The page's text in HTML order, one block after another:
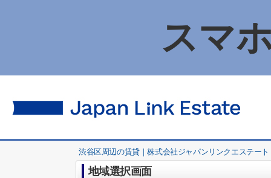
スマ
渋谷区周辺の賃貸｜株式会社ジャパンリンクエステート
地域選択画面